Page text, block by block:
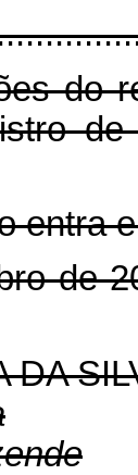
do
entra
de
DA